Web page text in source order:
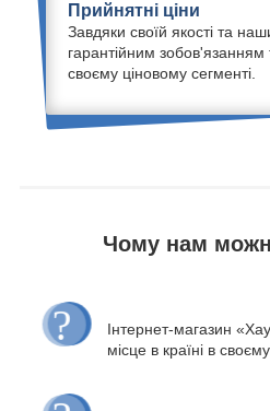
Прийнятні ціни
Завдяки своїй якості та
гарантійним
своєму ціновому сегменті.
Чому нам
Інтернет-магазин
місце в країні в